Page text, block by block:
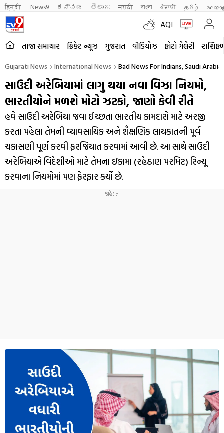
हिन्दी News9 ಕನ್ನಡ తెలుగు मराठी বাংলা ਪੰਜਾਬੀ தமிழ்
AQI
તાજા સમાચાર ક્રિકેટ ન્યૂઝ ગુજરાત વીડિયોઝ ફોટો ગેલેરી
Gujarati News International News Bad News For Indians, Saudi
સાઉદી અરેબિયામાં લાગુ થયા નવા વિઝા નિયમો,
ભારતીયોને મળશે મોટો ઝટકો, જાણો કેવી રીતે
હવે સાઉદી અરેબિયા જવા ઈચ્છતા ભારતીય કામદારો માટે અરજી
કરતા પહેલા તેમની વ્યાવસાયિક અને શૈક્ષણિક લાયકાતની પૂર્વ
ચકાસણી પૂર્ણ કરવી ફરજિયાત કરવામાં આવી છે. આ સાથે સાઉદી
અરેબિયાએ વિદેશીઓ માટે તેમના ઇકામા (રહેઠાણ પરમિટ) રિન્યૂ
કરવાના નિયમોમાં પણ ફેરફાર કર્યો છે.